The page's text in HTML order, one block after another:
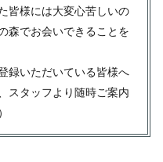
皆様には大変心苦しいの
森でお会いできることを
録いただいている皆様へ
スタッフより随時ご案内